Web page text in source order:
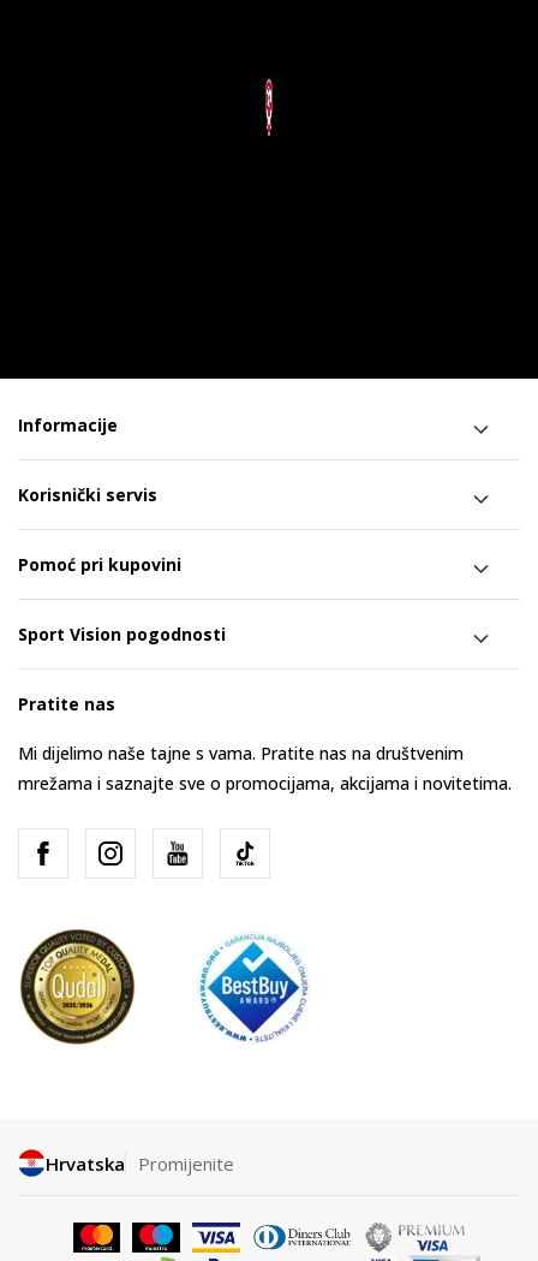
Informacije
Korisnički servis
Pomoć pri kupovini
Sport Vision pogodnosti
Pratite nas
Mi dijelimo naše tajne s vama. Pratite nas na društvenim
mrežama i saznajte sve o promocijama, akcijama i novitetima.
Hrvatska Promijenite